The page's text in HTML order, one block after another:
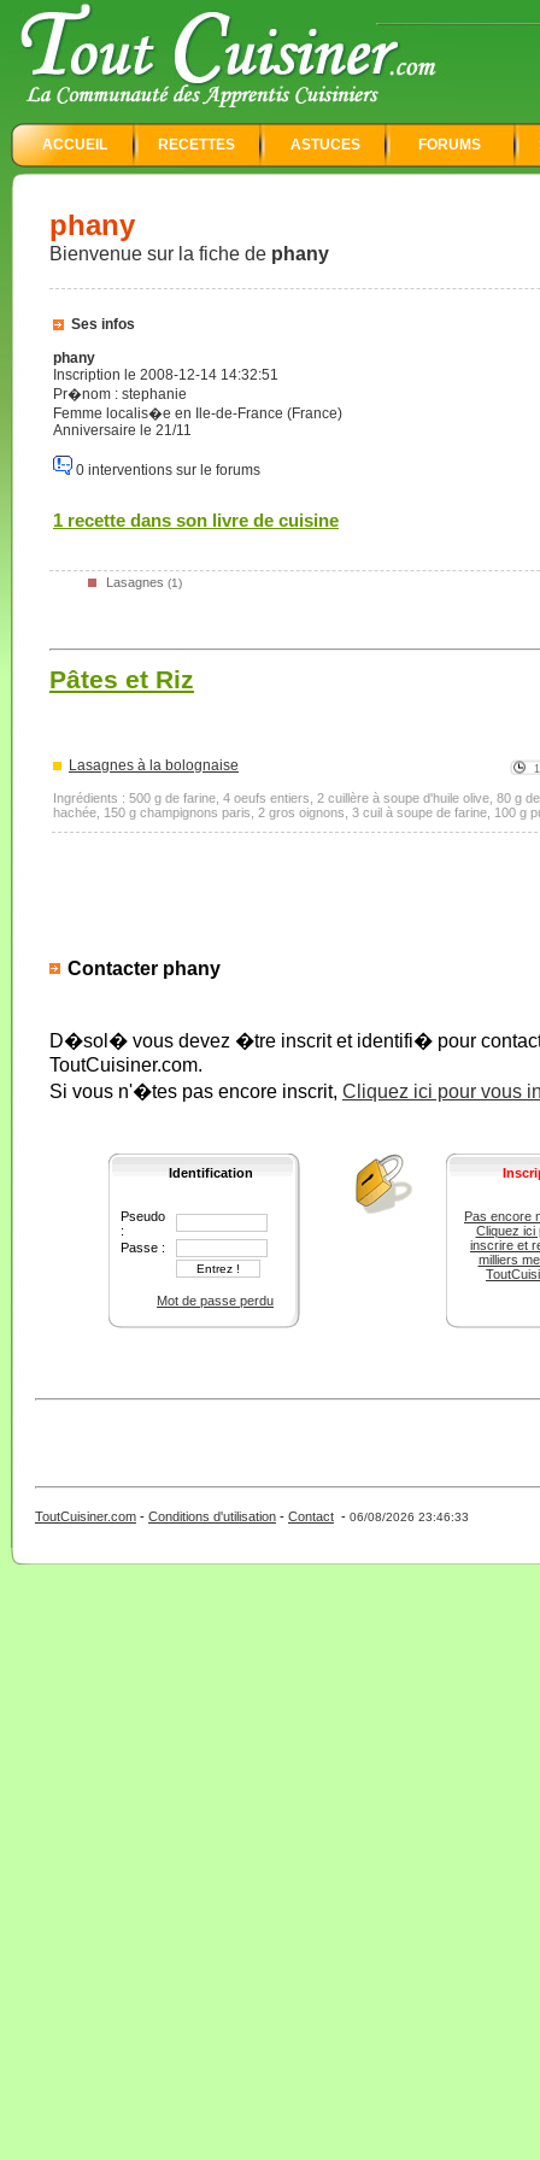
ACCUEIL RECETTES ASTUCES FORUMS
phany
Bienvenue sur la fiche de phany
Ses infos
phany
Inscription le 2008-12-14 14:32:51
Pr�nom : stephanie
Femme localis�e en Ile-de-France (France)
Anniversaire le 21/11
0 interventions sur le forums
1 recette dans son livre de cuisine
Lasagnes (1)
Pâtes et Riz
Lasagnes à la bolognaise
Ingrédients : 500 g de farine, 4 oeufs entiers, 2 cuillère à soupe d'huile olive, 80 g
hachée, 150 g champignons paris, 2 gros oignons, 3 cuil à soupe de farine, 100 g
Contacter phany
D�sol� vous devez �tre inscrit et identifi� pour
ToutCuisiner.com.
Si vous n'�tes pas encore inscrit, Cliquez ici pour vous
Identification
Pseudo
:
Passe :
Mot de passe perdu
Pas encore
Cliquez ici
inscrire et
milliers
ToutCuisiner.com - Conditions d'utilisation - Contact - 06/08/2026 23:46:33